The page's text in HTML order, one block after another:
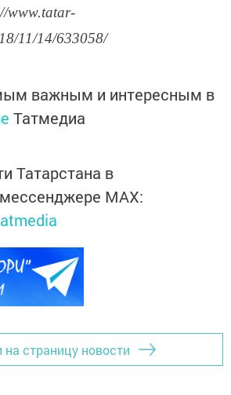
www.tatar-
11/14/633058/
важным и интересным в
Татмедиа
Татарстана в
MАХ:
на страницу новости